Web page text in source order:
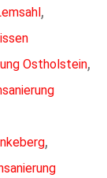
,
Ostholstein,
,